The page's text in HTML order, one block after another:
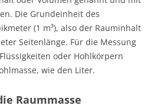
Die Grundeinheit des
(1 m³), also der Rauminhalt
Seitenlänge. Für die Messung
oder Hohlkörpern
wie den Liter.
Raummasse